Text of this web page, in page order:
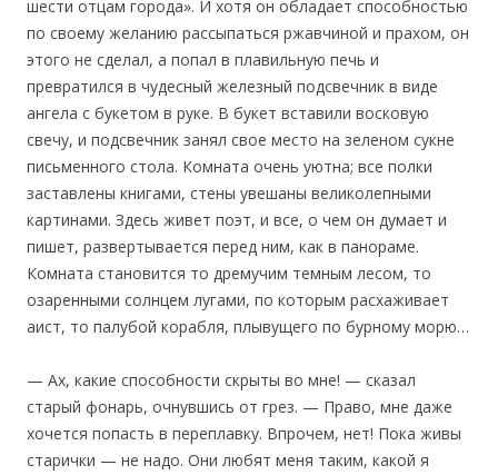
шести отцам города». И хотя он обладает способностью
по своему желанию рассыпаться ржавчиной и прахом, он
этого не сделал, а попал в плавильную печь и
превратился в чудесный железный подсвечник в виде
ангела с букетом в руке. В букет вставили восковую
свечу, и подсвечник занял свое место на зеленом сукне
письменного стола. Комната очень уютна; все полки
заставлены книгами, стены увешаны великолепными
картинами. Здесь живет поэт, и все, о чем он думает и
пишет, развертывается перед ним, как в панораме.
Комната становится то дремучим темным лесом, то
озаренными солнцем лугами, по которым расхаживает
аист, то палубой корабля, плывущего по бурному морю…
— Ах, какие способности скрыты во мне! — сказал
старый фонарь, очнувшись от грез. — Право, мне даже
хочется попасть в переплавку. Впрочем, нет! Пока живы
старички — не надо. Они любят меня таким, какой я